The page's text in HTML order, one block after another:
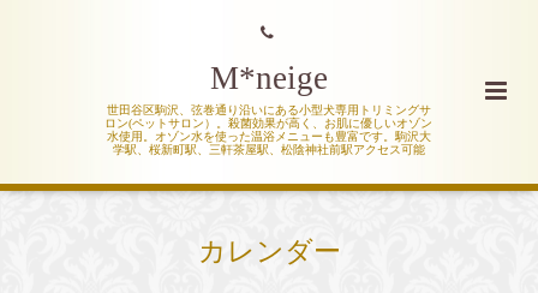
M*neige
世田谷区駒沢、弦巻通り沿いにある小型犬専用トリミングサ
ロン(ペットサロン）。殺菌効果が高く、お肌に優しいオゾン
水使用。オゾン水を使った温浴メニューも豊富です。駒沢大
学駅、桜新町駅、三軒茶屋駅、松陰神社前駅アクセス可能
カレンダー